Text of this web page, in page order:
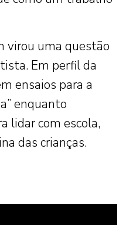
virou uma questão
Em perfil da
ensaios para a
enquanto
lidar com escola,
das crianças.